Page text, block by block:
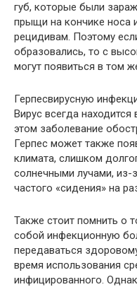
губ, которые были
прыщи на кончике носа
рецидивам. Поэтому
образовались, то с
могут появиться в том
Герпесвирусную
Вирус всегда
этом заболевание
Герпес может также
климата, слишком
солнечными лучами, из-
частого «сидения» на
Также стоит помнить о
собой инфекционную
передаваться
время использования
инфицированного.